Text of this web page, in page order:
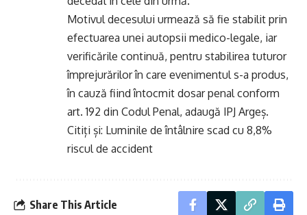
Motivul decesului urmează să fie stabilit prin
efectuarea unei autopsii medico-legale, iar
verificările continuă, pentru stabilirea tuturor
împrejurărilor în care evenimentul s-a produs,
în cauză fiind întocmit dosar penal conform
art. 192 din Codul Penal, adaugă IPJ Argeș.
Citiți și: Luminile de întâlnire scad cu 8,8%
riscul de accident
Share This Article